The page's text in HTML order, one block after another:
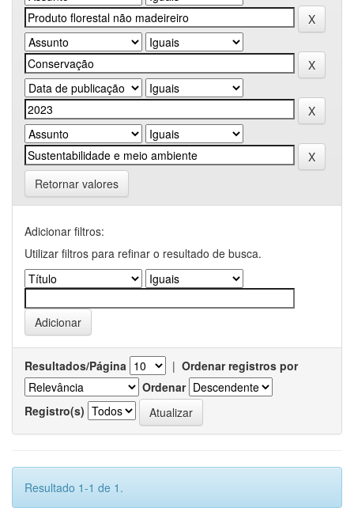
Retornar valores
Adicionar filtros:
Utilizar filtros para refinar o resultado de busca.
Resultados/Página | Ordenar registros por
Ordenar
Registro(s)
Resultado 1-1 de 1.